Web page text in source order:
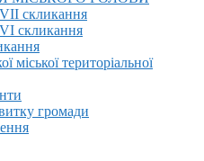
скликання
скликання
міської територіальної
громади